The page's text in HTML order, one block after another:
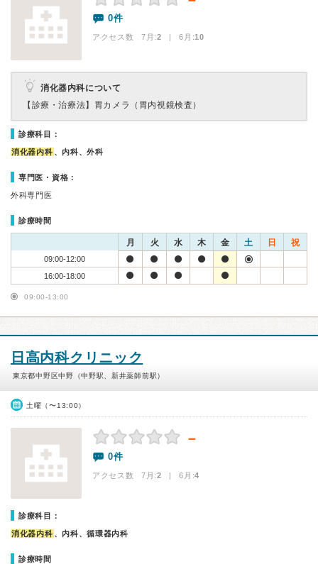
0件
アクセス数 7月:2 | 6月:10
消化器内科について
【診療・治療法】 胃カメラ（胃内視鏡検査）
診療科目：
消化器内科 、内科、外科
専門医・資格：
外科専門医
診療時間
月 火 水 木 金 土 日 祝
09:00-12:00
16:00-18:00
09:00-13:00
日高内科クリニック
東京都中野区中野（中野駅、新井薬師前駅）
土曜（〜13:00）
－
0件
アクセス数 7月:2 | 6月:4
診療科目：
消化器内科 、内科、循環器内科
診療時間